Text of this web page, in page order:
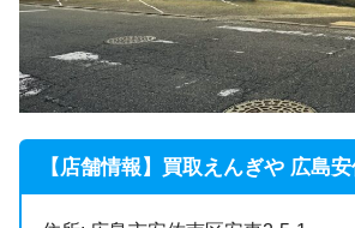
【店舗情報】買取えんぎや 広島